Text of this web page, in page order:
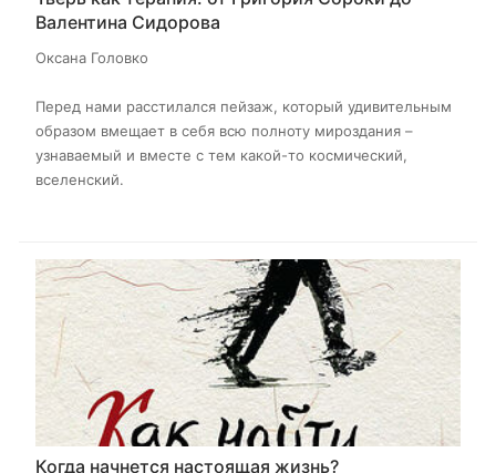
Валентина Сидорова
Оксана Головко
Перед нами расстилался пейзаж, который удивительным
образом вмещает в себя всю полноту мироздания –
узнаваемый и вместе с тем какой-то космический,
вселенский.
Когда начнется настоящая жизнь?